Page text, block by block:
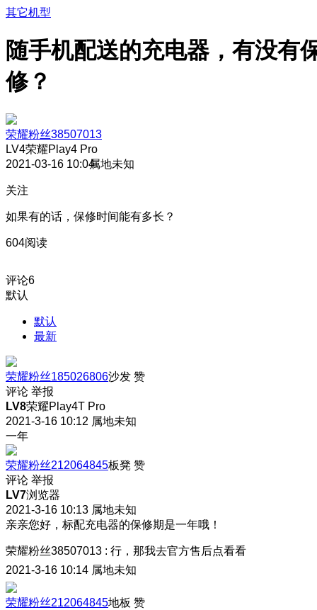
其它机型
随手机配送的充电器，有没有
修？
荣耀粉丝38507013
LV4荣耀Play4 Pro
2021-03-16 10:04属地未知
关注
如果有的话，保修时间能有多长？
604阅读
评论6
默认
默认
最新
荣耀粉丝185026806沙发 赞
评论 举报
LV8荣耀Play4T Pro
2021-3-16 10:12 属地未知
一年
荣耀粉丝212064845板凳 赞
评论 举报
LV7浏览器
2021-3-16 10:13 属地未知
亲亲您好，标配充电器的保修期是一年哦！
荣耀粉丝38507013 : 行，那我去官方售后点看看
2021-3-16 10:14 属地未知
荣耀粉丝212064845地板 赞